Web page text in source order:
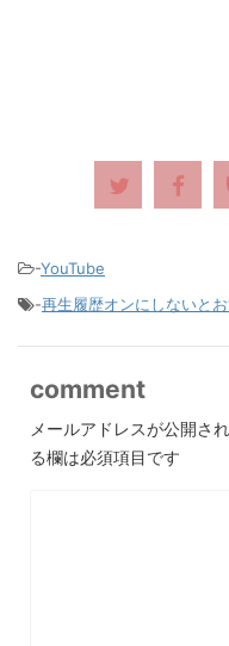
-YouTube
-再生履歴オンにしないと
comment
メールアドレスが公開さ
る欄は必須項目です